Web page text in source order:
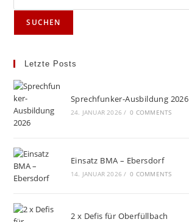
SUCHEN
Letzte Posts
Sprechfunker-Ausbildung 2026
24. JANUAR 2026 / 0 COMMENTS
Einsatz BMA – Ebersdorf
14. JANUAR 2026 / 0 COMMENTS
2 x Defis für Oberfüllbach